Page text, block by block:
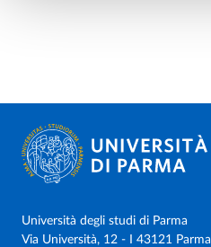
Università degli studi di Parma
Via Università, 12 - I 43121 Parma